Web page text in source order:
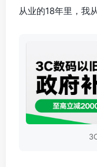
从业的18年里，我